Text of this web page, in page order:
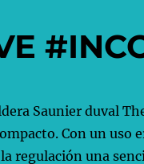
Saunier duval
Con un uso
regulación una